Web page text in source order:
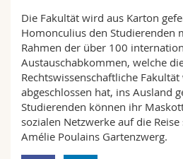
Die Fakultät wird aus Karton
Homonculius den Studierenden
Rahmen der über 100
Austauschabkommen, welche
Rechtswissenschaftliche
abgeschlossen hat, ins Ausland
Studierenden können ihr
sozialen Netzwerke auf die
Amélie Poulains Gartenzwerg.